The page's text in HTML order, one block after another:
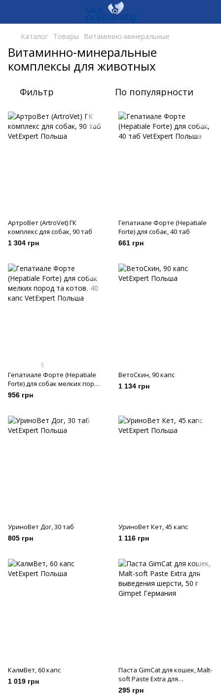
Каталог Товары Витаминно-минеральные
Витаминно-минеральные
комплексы для животных
Фильтр По популярности
АртроВет (ArtroVet) ГК
комплекс для собак, 90 таб
1 304 грн
Гепатиале Форте (Hepatiale
Forte) для собак, 40 таб
661 грн
5
Гепатиале Форте (Hepatiale
Forte) для собак мелких пород
та котов, 40 капс
956 грн
ВетоСкин, 90 капс
1 134 грн
УриноВет Дог, 30 таб
805 грн
УриноВет Кет, 45 капс
1 116 грн
КалмВет, 60 капс
1 019 грн
Паста GimCat для кошек, Malt-
soft Paste Extra для
выведения шерсти, 50 г
295 грн